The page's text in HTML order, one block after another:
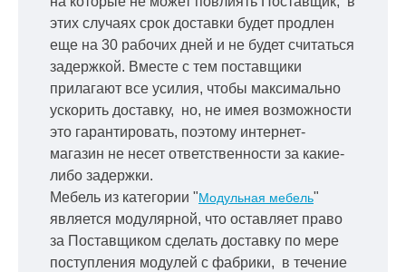
этих случаях срок доставки будет продлен
еще на 30 рабочих дней и не будет считаться
задержкой. Вместе с тем поставщики
прилагают все усилия, чтобы максимально
ускорить доставку, но, не имея возможности
это гарантировать, поэтому интернет-
магазин не несет ответственности за какие-
либо задержки.
Мебель из категории "Модульная мебель"
является модулярной, что оставляет право
за Поставщиком сделать доставку по мере
поступления модулей с фабрики, в течение